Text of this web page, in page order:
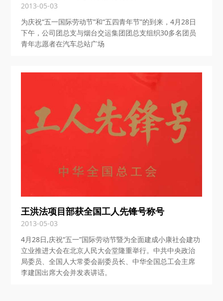
2013-05-03
为庆祝“五一国际劳动节”和“五四青年节”的到来，4月28日
下午，公司团总支与烟台交运集团团总支组织30多名团员
青年志愿者在汽车总站广场
王洪法项目部获全国工人先锋号称号
2013-05-03
4月28日,庆祝“五一”国际劳动节暨为全面建成小康社会建功
立业推进大会在北京人民大会堂隆重举行。中共中央政治
局委员、全国人大常委会副委员长、中华全国总工会主席
李建国出席大会并发表讲话。